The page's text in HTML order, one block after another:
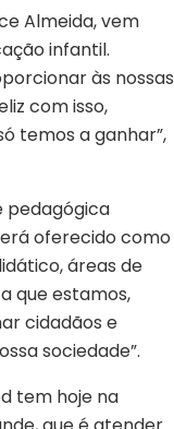
Almeida, vem
infantil.
às nossas
com isso,
temos a ganhar”,
pedagógica
oferecido como
áreas de
que estamos,
cidadãos e
sociedade”.
tem hoje na